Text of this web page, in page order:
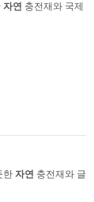
자연 충전재와 국제
한 자연 충전재와 글